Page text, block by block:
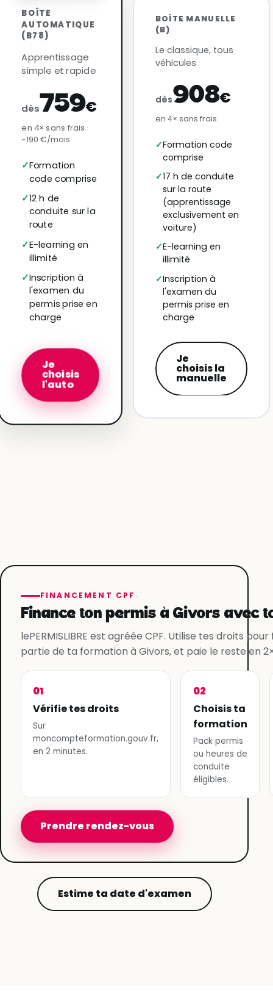
BOÎTE
AUTOMATIQUE
(B78)
Apprentissage
simple et rapide
dès759€
en 4× sans frais ·
~190 €/mois
Formation
code comprise
12 h de
conduite sur la
route
E-learning en
illimité
Inscription à
l'examen du
permis prise en
charge
Je
choisis
l'auto
BOÎTE MANUELLE
(B)
Le classique, tous
véhicules
dès908€
en 4× sans frais
Formation code
comprise
17 h de conduite
sur la route
(apprentissage
exclusivement en
voiture)
E-learning en
illimité
Inscription à
l'examen du
permis prise en
charge
Je
choisis la
manuelle
FINANCEMENT CPF
Finance ton permis à Givors avec
lePERMISLIBRE est agréée CPF. Utilise tes droits
partie de ta formation à Givors, et paie le reste en
01
Vérifie tes droits
Sur
moncompteformation.gouv.fr,
en 2 minutes.
02
Choisis ta
formation
Pack permis
ou heures de
conduite
éligibles.
Prendre rendez-vous
Estime ta date d'examen